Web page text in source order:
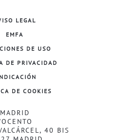
LEGAL
EMFA
DE USO
DE PRIVACIDAD
DE COOKIES
MADRID
40 BIS